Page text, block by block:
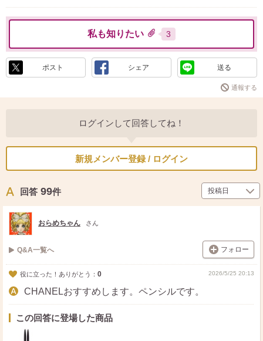
私も知りたい 3
ポスト シェア 送る
通報する
ログインして回答してね！
新規メンバー登録 / ログイン
回答 99件
おらめちゃん さん
Q&A一覧へ フォロー
役に立った！ありがとう： 0 2026/5/25 20:13
CHANELおすすめします。ペンシルです。
この回答に登場した商品